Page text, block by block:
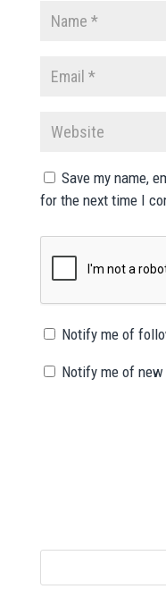
Save my name,
for the next time I
Notify me of
Notify me of